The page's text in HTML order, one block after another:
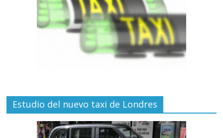
Estudio del nuevo taxi de Londres